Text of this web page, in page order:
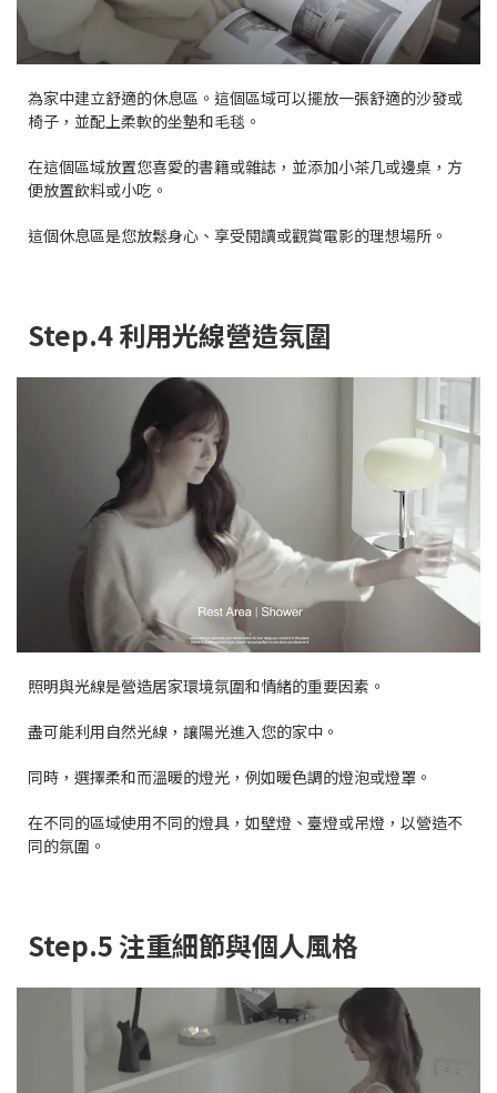
為家中建立舒適的休息區。這個區域可以擺放一張舒適的沙發或
椅子，並配上柔軟的坐墊和毛毯。
在這個區域放置您喜愛的書籍或雜誌，並添加小茶几或邊桌，方
便放置飲料或小吃。
這個休息區是您放鬆身心、享受閱讀或觀賞電影的理想場所。
Step.4 利用光線營造氛圍
照明與光線是營造居家環境氛圍和情緒的重要因素。
盡可能利用自然光線，讓陽光進入您的家中。
同時，選擇柔和而溫暖的燈光，例如暖色調的燈泡或燈罩。
在不同的區域使用不同的燈具，如壁燈、臺燈或吊燈，以營造不
同的氛圍。
Step.5 注重細節與個人風格